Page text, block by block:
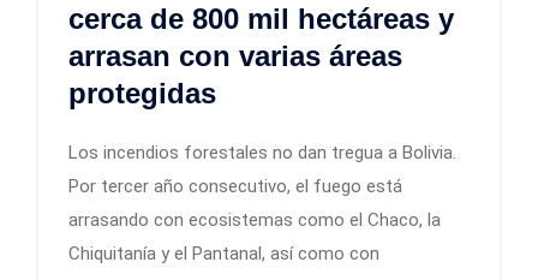
cerca de 800 mil hectáreas y
arrasan con varias áreas
protegidas
Los incendios forestales no dan tregua a Bolivia.
Por tercer año consecutivo, el fuego está
arrasando con ecosistemas como el Chaco, la
Chiquitanía y el Pantanal, así como con